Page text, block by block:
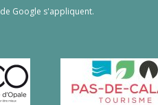
de Google s'appliquent.